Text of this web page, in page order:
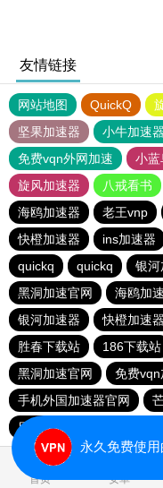
友情链接
网站地图 QuickQ
坚果加速器
小牛加速器
免费vqn外网加速
小蓝
旋风加速器
八戒看书
海鸥加速器
老王vnp
快橙加速器
ins加速器
quickq
quickq 银河
黑洞加速官网
海鸥加
银河加速器
快橙加速器
胜春下载站
186下载站
黑洞加速官网
免费vqn
手机外国加速器官网
目标下载站
首页 安卓
永久免费使